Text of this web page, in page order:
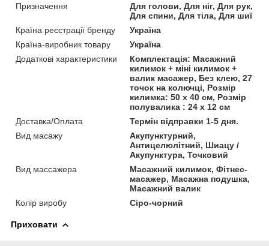
Призначення
Для голови, Для ніг, Для рук,
Для спини, Для тіла, Для шиї
Країна реєстрації бренду
Україна
Країна-виробник товару
Україна
Додаткові характеристики
Комплектація: Масажний
килимок + міні килимок +
валик масажер, Без клею, 27
точок на колючці, Розмір
килимка: 50 х 40 см, Розмір
полувалика : 24 х 12 см
Доставка/Оплата
Термін відправки 1-5 дня.
Вид масажу
Акупунктурний,
Антицелюлітний, Шиацу /
Акупунктура, Точковий
Вид массажера
Масажний килимок, Фітнес-
масажер, Масажна подушка,
Масажний валик
Колір виробу
Сіро-чорний
Приховати